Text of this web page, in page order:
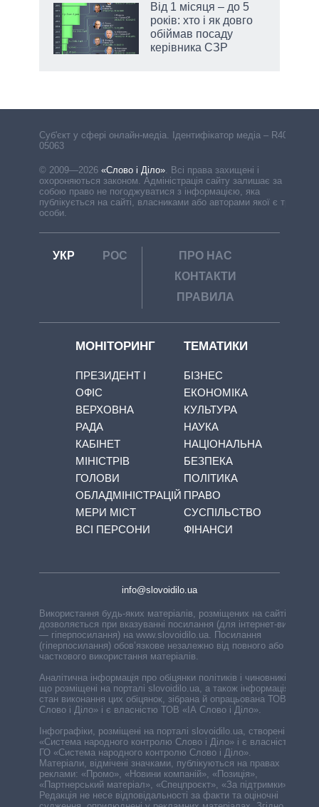
Від 1 місяця – до 5
років: хто і як довго
обіймав посаду
керівника СЗР
Cуб'єкт у сфері онлайн-медіа. Ідентифікатор медіа – R40-
05063
© 2009—2026 «Слово і Діло». Всі права захищені і
охороняються законом. Адміністрація сайту залишає за
собою право не погоджуватися з інформацією, яка
публікується на сайті, власниками або авторами якої є треті
особи.
УКР РОС
ПРО НАС
КОНТАКТИ
ПРАВИЛА
МОНІТОРИНГ
ПРЕЗИДЕНТ І
ОФІС
ВЕРХОВНА
РАДА
КАБІНЕТ
МІНІСТРІВ
ГОЛОВИ
ОБЛАДМІНІСТРАЦІЙ
МЕРИ МІСТ
ВСІ ПЕРСОНИ
ТЕМАТИКИ
БІЗНЕС
ЕКОНОМІКА
КУЛЬТУРА
НАУКА
НАЦІОНАЛЬНА
БЕЗПЕКА
ПОЛІТИКА
ПРАВО
СУСПІЛЬСТВО
ФІНАНСИ
info@slovoidilo.ua
Використання будь-яких матеріалів, розміщених на сайті,
дозволяється при вказуванні посилання (для інтернет-видань
— гіперпосилання) на www.slovoidilo.ua. Посилання
(гіперпосилання) обов’язкове незалежно від повного або
часткового використання матеріалів.
Аналітична інформація про обіцянки політиків і чиновників,
що розміщені на порталі slovoidilo.ua, а також інформація про
стан виконання цих обіцянок, зібрана й опрацьована ТОВ «ІА
Слово і Діло» і є власністю ТОВ «ІА Слово і Діло».
Інфографіки, розміщені на порталі slovoidilo.ua, створені ГО
«Система народного контролю Слово і Діло» і є власністю
ГО «Система народного контролю Слово і Діло».
Матеріали, відмічені значками, публікуються на правах
реклами: «Промо», «Новини компаній», «Позиція»,
«Партнерський матеріал», «Спецпроєкт», «За підтримки».
Редакція не несе відповідальності за факти та оціночні